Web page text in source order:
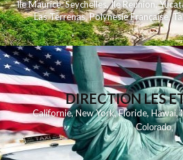
Ile Maurice,Seychelles,Ile Reunion,
Las Terrenas,Polynesie Française,
DIRECTION LES
Californie,New York,Floride,Hawai,
Colorado,